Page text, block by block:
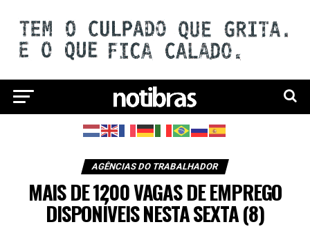
AGÊNCIAS DO TRABALHADOR
MAIS DE 1200 VAGAS DE EMPREGO
DISPONÍVEIS NESTA SEXTA (8)